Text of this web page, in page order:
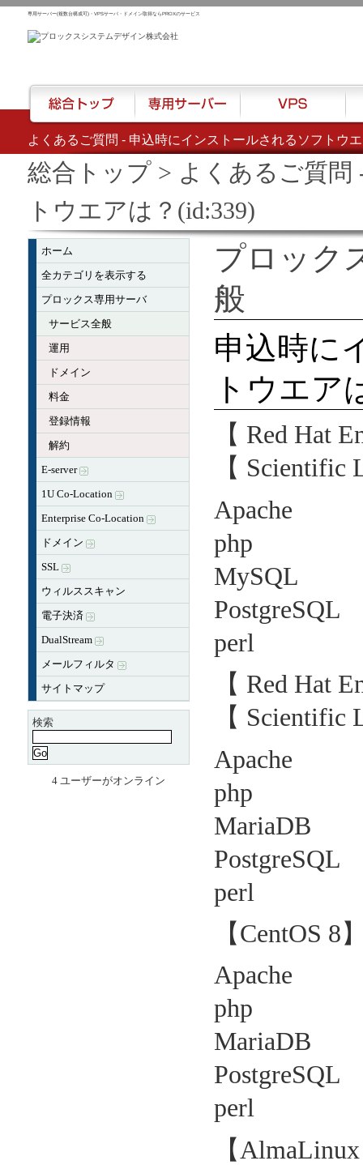
よくあるご質問 - 申込時にインストールされるソフトウ
専用サーバー(複数台構成可)・VPSサーバ・ドメイン取得ならPROXのサービス
総合トップ> よくあるご質問
トウエアは？(id:339)
ホーム
全カテゴリを表示する
プロックス専用サーバ
サービス全般
運用
ドメイン
料金
登録情報
解約
E-server
1U Co-Location
Enterprise Co-Location
ドメイン
SSL
ウィルススキャン
電子決済
DualStream
メールフィルタ
サイトマップ
検索
4 ユーザーがオンライン
プロック
般
申込時に
トウエア
【 Red Hat
【 Scientific
Apache
php
MySQL
PostgreSQL
perl
【 Red Hat
【 Scientific
Apache
php
MariaDB
PostgreSQL
perl
【CentOS 8
Apache
php
MariaDB
PostgreSQL
perl
【
総合トップ 専用サーバー VPS ハ